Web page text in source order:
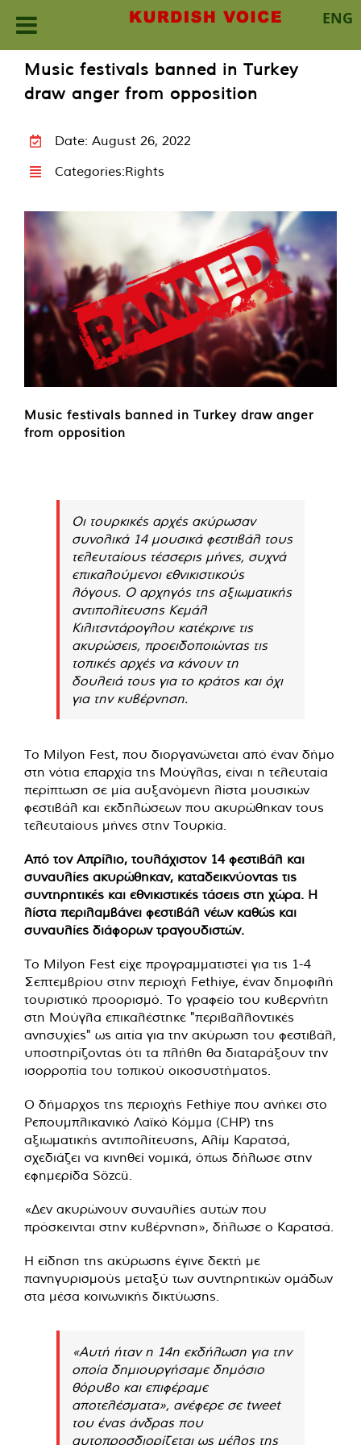
ENG
content
Music festivals banned in Turkey
draw anger from opposition
Date: August 26, 2022
Categories:Rights
Music festivals banned in Turkey draw anger
from opposition
Οι τουρκικές αρχές ακύρωσαν
συνολικά 14 μουσικά φεστιβάλ τους
τελευταίους τέσσερις μήνες, συχνά
επικαλούμενοι εθνικιστικούς
λόγους. Ο αρχηγός της αξιωματικής
αντιπολίτευσης Κεμάλ
Κιλιτσντάρογλου κατέκρινε τις
ακυρώσεις, προειδοποιώντας τις
τοπικές αρχές να κάνουν τη
δουλειά τους για το κράτος και όχι
για την κυβέρνηση.
Το Milyon Fest, που διοργανώνεται από έναν δήμο
στη νότια επαρχία της Μούγλας, είναι η τελευταία
περίπτωση σε μία αυξανόμενη λίστα μουσικών
φεστιβάλ και εκδηλώσεων που ακυρώθηκαν τους
τελευταίους μήνες στην Τουρκία.
Από τον Απρίλιο, τουλάχιστον 14 φεστιβάλ και
συναυλίες ακυρώθηκαν, καταδεικνύοντας τις
συντηρητικές και εθνικιστικές τάσεις στη χώρα. Η
λίστα περιλαμβάνει φεστιβάλ νέων καθώς και
συναυλίες διάφορων τραγουδιστών.
Το Milyon Fest είχε προγραμματιστεί για τις 1-4
Σεπτεμβρίου στην περιοχή Fethiye, έναν δημοφιλή
τουριστικό προορισμό. Το γραφείο του κυβερνήτη
στη Μούγλα επικαλέστηκε "περιβαλλοντικές
ανησυχίες" ως αιτία για την ακύρωση του φεστιβάλ,
υποστηρίζοντας ότι τα πλήθη θα διαταράξουν την
ισορροπία του τοπικού οικοσυστήματος.
Ο δήμαρχος της περιοχής Fethiye που ανήκει στο
Ρεπουμπλικανικό Λαϊκό Κόμμα (CHP) της
αξιωματικής αντιπολίτευσης, Αλίμ Καρατσά,
σχεδιάζει να κινηθεί νομικά, όπως δήλωσε στην
εφημερίδα Sözcü.
«Δεν ακυρώνουν συναυλίες αυτών που
πρόσκεινται στην κυβέρνηση», δήλωσε ο Καρατσά.
Η είδηση ​​της ακύρωσης έγινε δεκτή με
πανηγυρισμούς μεταξύ των συντηρητικών ομάδων
στα μέσα κοινωνικής δικτύωσης.
«Αυτή ήταν η 14η εκδήλωση για την
οποία δημιουργήσαμε δημόσιο
θόρυβο και επιφέραμε
αποτελέσματα», ανέφερε σε tweet
του ένας άνδρας που
αυτοπροσδιορίζεται ως μέλος της